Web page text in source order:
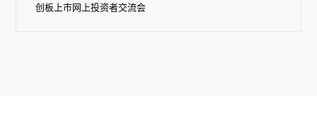
创板上市网上投资者交流会